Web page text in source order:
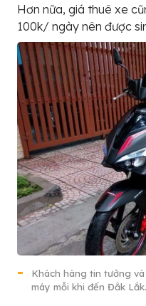
Hơn nữa, giá thuê xe
100k/ ngày nên được
Khách hàng tin tưởng
máy mỗi khi đến Đắk